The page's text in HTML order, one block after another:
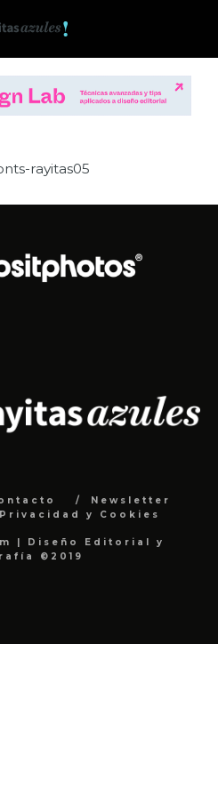
rayitas05
Newsletter
y Cookies
| Diseño Editorial y
©2019